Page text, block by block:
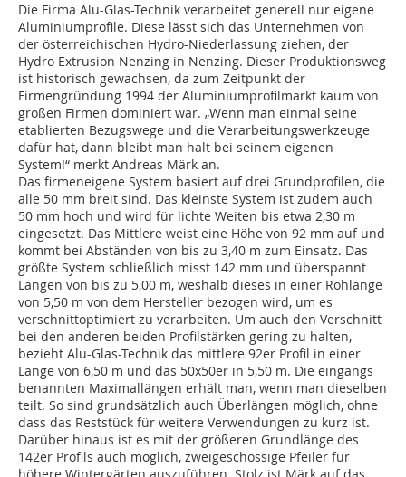
Die Firma Alu-Glas-Technik verarbeitet generell nur eigene
Aluminiumprofile. Diese lässt sich das Unternehmen von
der österreichischen Hydro-Niederlassung ziehen, der
Hydro Extrusion Nenzing in Nenzing. Dieser Produktionsweg
ist historisch gewachsen, da zum Zeitpunkt der
Firmengründung 1994 der Aluminiumprofilmarkt kaum von
großen Firmen dominiert war. „Wenn man einmal seine
etablierten Bezugswege und die Verarbeitungswerkzeuge
dafür hat, dann bleibt man halt bei seinem eigenen
System!“ merkt Andreas Märk an.
Das firmeneigene System basiert auf drei Grundprofilen, die
alle 50 mm breit sind. Das kleinste System ist zudem auch
50 mm hoch und wird für lichte Weiten bis etwa 2,30 m
eingesetzt. Das Mittlere weist eine Höhe von 92 mm auf und
kommt bei Abständen von bis zu 3,40 m zum Einsatz. Das
größte System schließlich misst 142 mm und überspannt
Längen von bis zu 5,00 m, weshalb dieses in einer Rohlänge
von 5,50 m von dem Hersteller bezogen wird, um es
verschnittoptimiert zu verarbeiten. Um auch den Verschnitt
bei den anderen beiden Profilstärken gering zu halten,
bezieht Alu-Glas-Technik das mittlere 92er Profil in einer
Länge von 6,50 m und das 50x50er in 5,50 m. Die eingangs
benannten Maximallängen erhält man, wenn man dieselben
teilt. So sind grundsätzlich auch Überlängen möglich, ohne
dass das Reststück für weitere Verwendungen zu kurz ist.
Darüber hinaus ist es mit der größeren Grundlänge des
142er Profils auch möglich, zweigeschossige Pfeiler für